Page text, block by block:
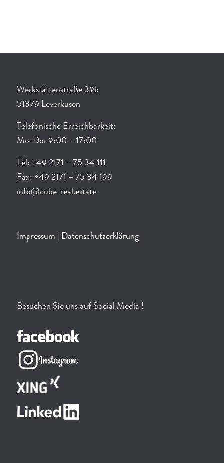
Werkstättenstraße 39b
51379 Leverkusen
Telefonische Erreichbarkeit:
Mo-Do: 9:00 – 17:00
Tel: +49 2171 – 75 34 111
Fax: +49 2171 – 75 34 199
info@cube-real.estate
Impressum Datenschutzerklärung
Besuchen Sie uns auf Social Media !